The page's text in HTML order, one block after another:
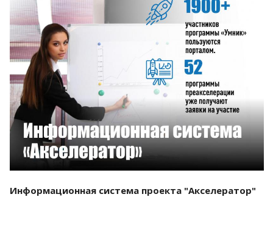
Смотреть проект
Информационная система проекта "Акселератор"